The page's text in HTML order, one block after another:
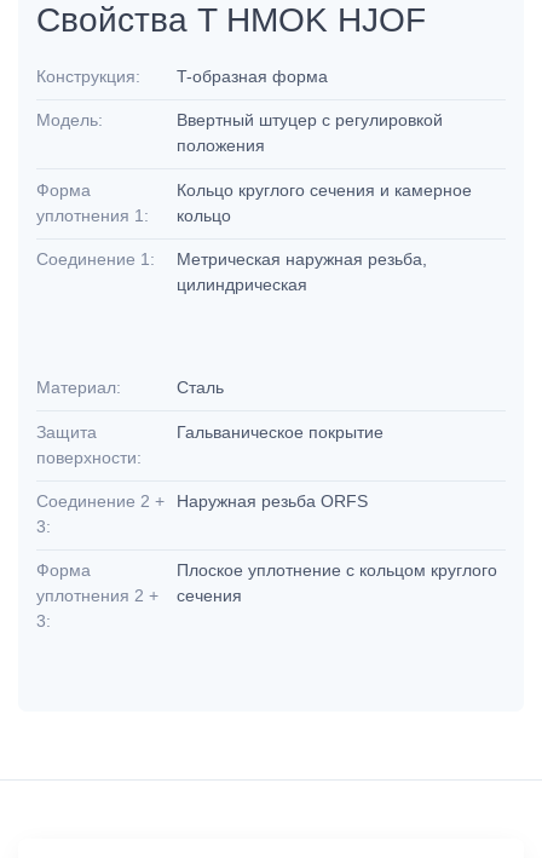
Свойства T HMOK HJOF
Конструкция: T-образная форма
Модель:
Ввертный штуцер с регулировкой
положения
Форма
уплотнения 1:
Кольцо круглого сечения и камерное
кольцо
Соединение 1:
Метрическая наружная резьба,
цилиндрическая
Материал: Сталь
Защита
поверхности:
Гальваническое покрытие
Соединение 2 +
3:
Наружная резьба ORFS
Форма
уплотнения 2 +
3:
Плоское уплотнение с кольцом круглого
сечения